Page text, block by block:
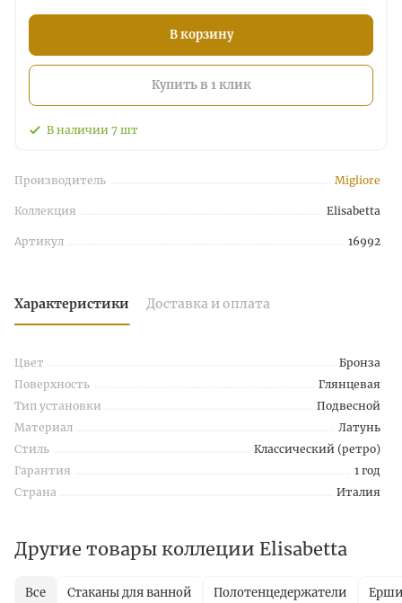
В корзину
Купить в 1 клик
В наличии 7 шт
Производитель Migliore
Коллекция Elisabetta
Артикул 16992
Характеристики Доставка и оплата
Цвет
Бронза
Поверхность
Глянцевая
Тип установки
Подвесной
Материал
Латунь
Стиль
Классический (ретро)
Гарантия
1 год
Страна
Италия
Другие товары коллеции Elisabetta
Все Стаканы для ванной Полотенцедержатели